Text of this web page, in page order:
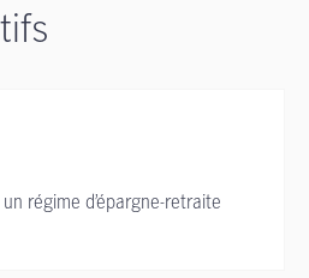
régime d’épargne-retraite